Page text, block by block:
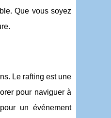
Que vous soyez
Le rafting est une
pour naviguer à
un événement